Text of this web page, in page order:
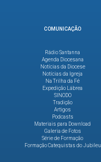
COMUNICAÇÃO
Rádio Santanna
Agenda Diocesana
Notícias da Diocese
Notícias da Igreja
Na Trilha da Fé
Expedição Lábrea
SINODO
Tradição
Artigos
Podcasts
Materiais para Download
Galeria de Fotos
Série de Formação
Formação Catequistas do Jubileu